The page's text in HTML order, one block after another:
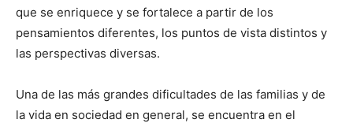
que se enriquece y se fortalece a partir de los
pensamientos diferentes, los puntos de vista distintos y
las perspectivas diversas.
Una de las más grandes dificultades de las familias y de
la vida en sociedad en general, se encuentra en el